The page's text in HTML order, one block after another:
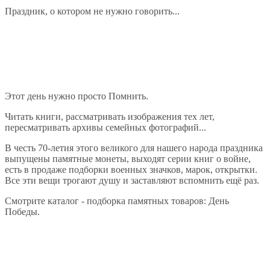
Праздник, о котором не нужно говорить...
Этот день нужно просто Помнить.
Читать книги, рассматривать изображения тех лет,
пересматривать архивы семейных фотографий...
В честь 70-летия этого великого для нашего народа праздника
выпущены памятные монеты, выходят серии книг о войне,
есть в продаже подборки военных значков, марок, открытки.
Все эти вещи трогают душу и заставляют вспомнить ещё раз.
Смотрите каталог - подборка памятных товаров: День
Победы.